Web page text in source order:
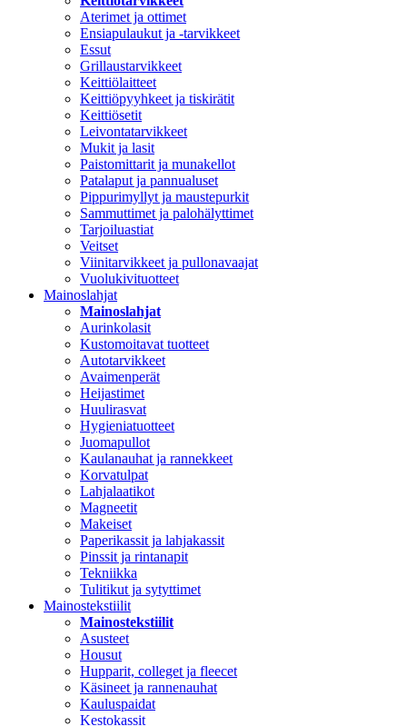
Aterimet ja ottimet
Ensiapulaukut ja -tarvikkeet
Essut
Grillaustarvikkeet
Keittiölaitteet
Keittiöpyyhkeet ja tiskirätit
Keittiösetit
Leivontatarvikkeet
Mukit ja lasit
Paistomittarit ja munakellot
Patalaput ja pannualuset
Pippurimyllyt ja maustepurkit
Sammuttimet ja palohälyttimet
Tarjoiluastiat
Veitset
Viinitarvikkeet ja pullonavaajat
Vuolukivituotteet
Mainoslahjat
Mainoslahjat
Aurinkolasit
Kustomoitavat tuotteet
Autotarvikkeet
Avaimenperät
Heijastimet
Huulirasvat
Hygieniatuotteet
Juomapullot
Kaulanauhat ja rannekkeet
Korvatulpat
Lahjalaatikot
Magneetit
Makeiset
Paperikassit ja lahjakassit
Pinssit ja rintanapit
Tekniikka
Tulitikut ja sytyttimet
Mainostekstiilit
Mainostekstiilit
Asusteet
Housut
Hupparit, colleget ja fleecet
Käsineet ja rannenauhat
Kauluspaidat
Kestokassit